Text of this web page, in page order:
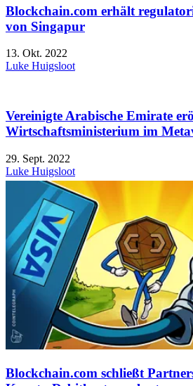
Blockchain.com erhält
von Singapur
13. Okt. 2022
Luke Huigsloot
Vereinigte Arabische Emirate
Wirtschaftsministerium im
29. Sept. 2022
Luke Huigsloot
Blockchain.com schließt